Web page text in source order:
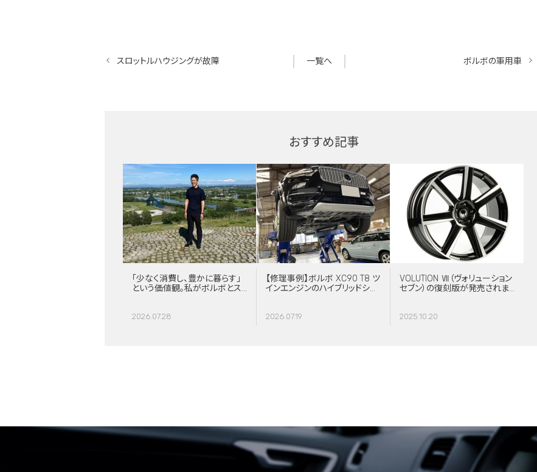
スロットルハウジングが故障 一覧へ ボルボの軍用車
おすすめ記事
「少なく消費し、豊かに暮らす」
という価値観。私がボルボとス
2026.07.28
【修理事例】ボルボ XC90 T8 ツ
インエンジンのハイブリッドシス
レッサー交換
2026.07.19
VOLUTION Ⅶ（ヴォリューション
セブン）の復刻版が発売されま
2025.10.20